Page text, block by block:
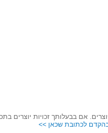
אם בבעלותך זכויות
לכתובת שכאן >>